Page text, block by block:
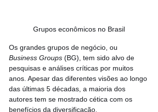
Grupos econômicos no Brasil
Os grandes grupos de negócio, ou
Business Groups (BG), tem sido alvo de
pesquisas e análises críticas por muitos
anos. Apesar das diferentes visões ao longo
das últimas 5 décadas, a maioria dos
autores tem se mostrado cética com os
benefícios da diversificação.